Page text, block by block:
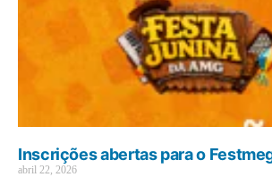
Inscrições abertas para o
abril 22, 2026